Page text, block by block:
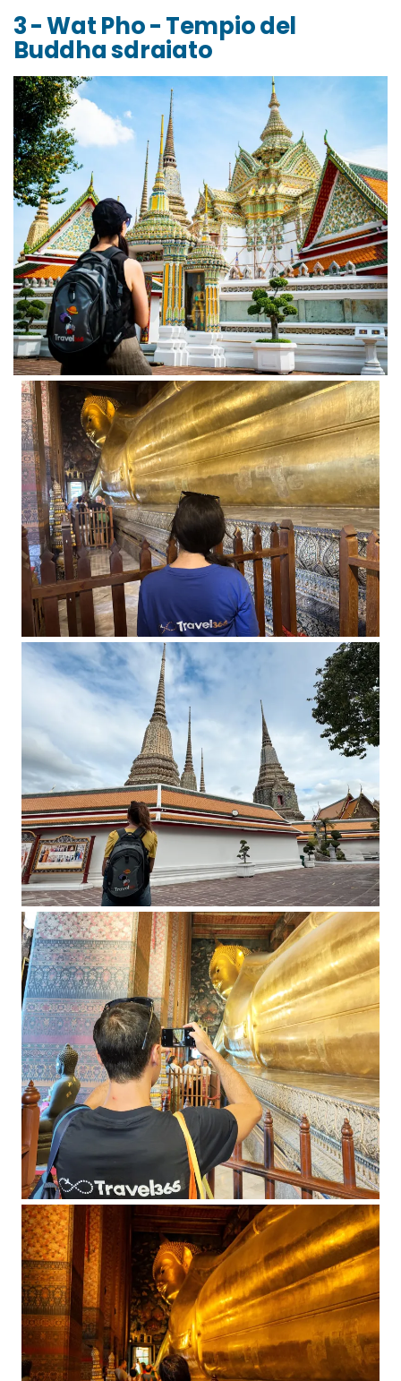
3 - Wat Pho - Tempio del
Buddha sdraiato